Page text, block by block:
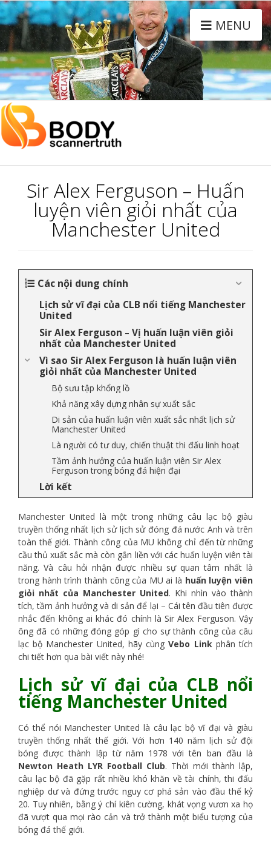
MENU
Sir Alex Ferguson – Huấn
luyện viên giỏi nhất của
Manchester United
Các nội dung chính
Lịch sử vĩ đại của CLB nổi tiếng Manchester
United
Sir Alex Ferguson – Vị huấn luận viên giỏi
nhất của Manchester United
Vì sao Sir Alex Ferguson là huấn luận viên
giỏi nhất của Manchester United
Bộ sưu tập khổng lồ
Khả năng xây dựng nhân sự xuất sắc
Di sản của huấn luận viên xuất sắc nhất lịch sử
Manchester United
Là người có tư duy, chiến thuật thi đấu linh hoạt
Tầm ảnh hưởng của huấn luận viên Sir Alex
Ferguson trong bóng đá hiện đại
Lời kết
Manchester United là một trong những câu lạc bộ giàu
truyền thống nhất lịch sử lịch sử đóng đá nước Anh và trên
toàn thế giới. Thành công của MU không chỉ đến từ những
cầu thủ xuất sắc mà còn gắn liền với các huấn luyện viên tài
năng. Và câu hỏi nhận được nhiều sự quan tâm nhất là
trong hành trình thành công của MU ai là huấn luyện viên
giỏi nhất của Manchester United. Khi nhìn vào thành
tích, tầm ảnh hưởng và di sản để lại – Cái tên đầu tiên được
nhắc đến không ai khác đó chính là Sir Alex Ferguson. Vậy
ông đã có những đóng góp gì cho sự thành công của câu
lạc bộ Manchester United, hãy cùngVebo Linkphân tích
chi tiết hơn qua bài viết này nhé!
Lịch sử vĩ đại của CLB nổi
tiếng Manchester United
Có thể nói Manchester United là câu lạc bộ vĩ đại và giàu
truyền thống nhất thế giới. Với hơn 140 năm lịch sử đội
bóng được thành lập từ năm 1978 với tên ban đầu là
Newton Heath LYR Football Club. Thời mới thành lập,
câu lạc bộ đã gặp rất nhiều khó khăn về tài chính, thi đấu
nghiệp dư và đứng trước nguy cơ phá sản vào đầu thế kỷ
20. Tuy nhiên, bằng ý chí kiên cường, khát vọng vươn xa họ
đã vượt qua mọi rào cản và trở thành một biểu tượng của
bóng đá thế giới.